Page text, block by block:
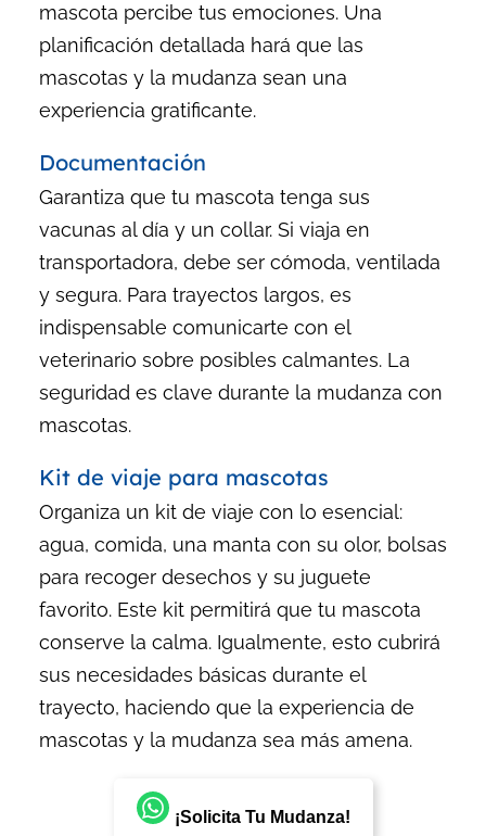
mascota percibe tus emociones. Una
planificación detallada hará que las
mascotas y la mudanza sean una
experiencia gratificante.
Documentación
Garantiza que tu mascota tenga sus
vacunas al día y un collar. Si viaja en
transportadora, debe ser cómoda, ventilada
y segura. Para trayectos largos, es
indispensable comunicarte con el
veterinario sobre posibles calmantes. La
seguridad es clave durante la mudanza con
mascotas.
Kit de viaje para mascotas
Organiza un kit de viaje con lo esencial:
agua, comida, una manta con su olor, bolsas
para recoger desechos y su juguete
favorito. Este kit permitirá que tu mascota
conserve la calma. Igualmente, esto cubrirá
sus necesidades básicas durante el
trayecto, haciendo que la experiencia de
mascotas y la mudanza sea más amena.
¡Solicita Tu Mudanza!